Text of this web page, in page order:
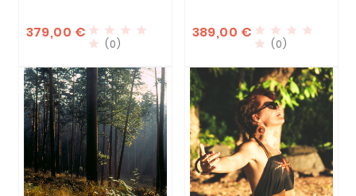
379,00 €    
 (0)
389,00 €    
 (0)